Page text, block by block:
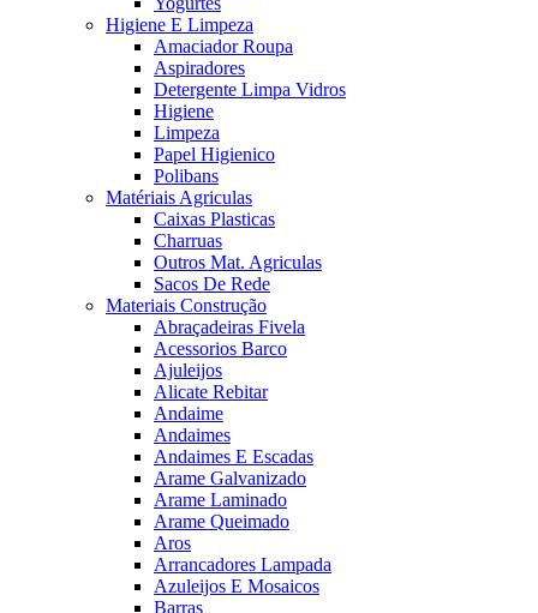
Higiene E Limpeza
Amaciador Roupa
Aspiradores
Detergente Limpa Vidros
Higiene
Limpeza
Papel Higienico
Polibans
Matériais Agriculas
Caixas Plasticas
Charruas
Outros Mat. Agriculas
Sacos De Rede
Materiais Construção
Abraçadeiras Fivela
Acessorios Barco
Ajuleijos
Alicate Rebitar
Andaime
Andaimes
Andaimes E Escadas
Arame Galvanizado
Arame Laminado
Arame Queimado
Aros
Arrancadores Lampada
Azuleijos E Mosaicos
Barras